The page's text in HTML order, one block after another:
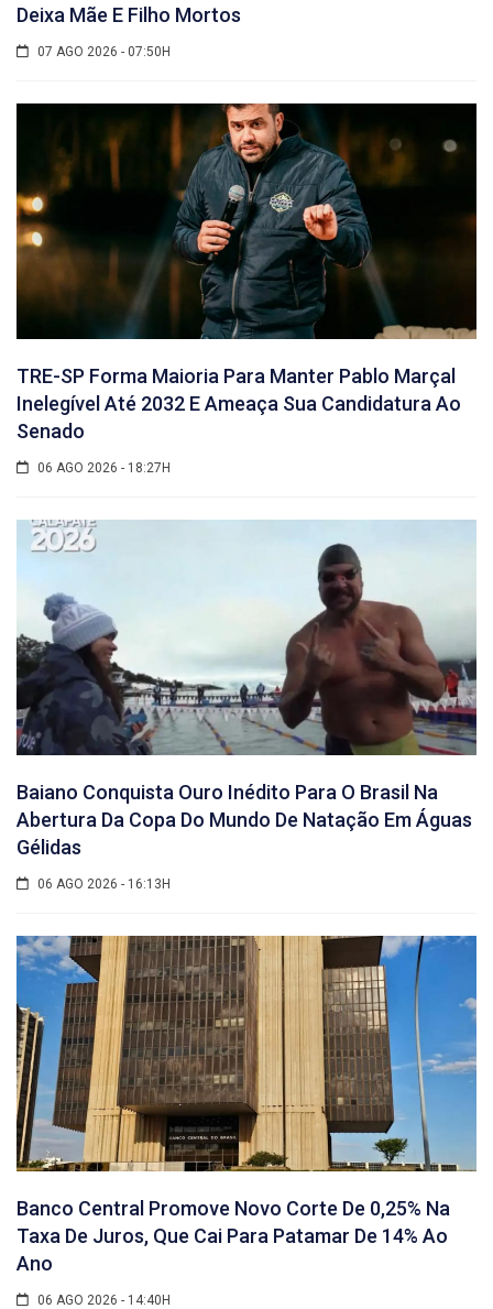
Deixa Mãe E Filho Mortos
07 AGO 2026 - 07:50H
TRE-SP Forma Maioria Para Manter Pablo Marçal
Inelegível Até 2032 E Ameaça Sua Candidatura Ao
Senado
06 AGO 2026 - 18:27H
Baiano Conquista Ouro Inédito Para O Brasil Na
Abertura Da Copa Do Mundo De Natação Em Águas
Gélidas
06 AGO 2026 - 16:13H
Banco Central Promove Novo Corte De 0,25% Na
Taxa De Juros, Que Cai Para Patamar De 14% Ao
Ano
06 AGO 2026 - 14:40H